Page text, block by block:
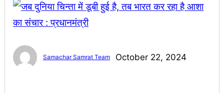
Samachar Samrat Team October 22, 2024